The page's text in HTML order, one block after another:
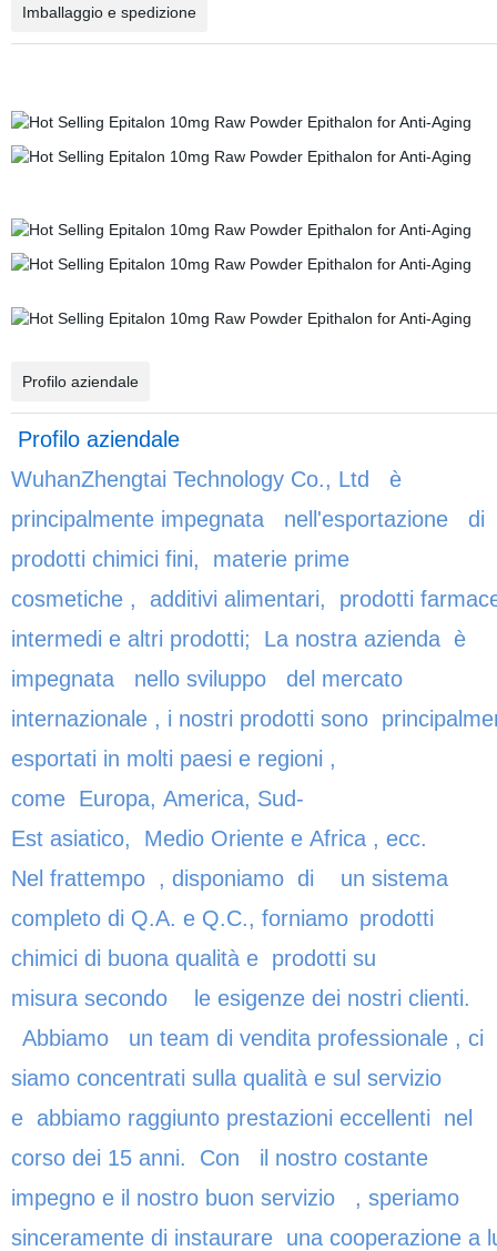
Imballaggio e spedizione
Profilo aziendale
Profilo aziendale
WuhanZhengtai Technology Co., Ltd è
principalmente impegnata nell'esportazione di
prodotti chimici fini, materie prime
cosmetiche , additivi alimentari, prodotti
intermedi e altri prodotti; La nostra azienda è
impegnata nello sviluppo del mercato
internazionale , i nostri prodotti sono
esportati in molti paesi e regioni ,
come Europa, America, Sud-
Est asiatico, Medio Oriente e Africa , ecc.
Nel frattempo , disponiamo di un sistema
completo di Q.A. e Q.C., forniamo prodotti
chimici di buona qualità e prodotti su
misura secondo le esigenze dei nostri clienti.
Abbiamo un team di vendita professionale , ci
siamo concentrati sulla qualità e sul servizio
e abbiamo raggiunto prestazioni eccellenti nel
corso dei 15 anni. Con il nostro costante
impegno e il nostro buon servizio , speriamo
sinceramente di instaurare una cooperazione a